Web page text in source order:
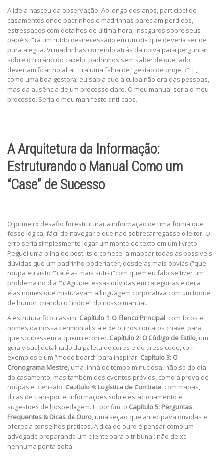
A ideia nasceu da observação. Ao longo dos anos, participei de
casamentos onde padrinhos e madrinhas pareciam perdidos,
estressados com detalhes de última hora, inseguros sobre seus
papéis. Era um ruído desnecessário em um dia que deveria ser de
pura alegria. Vi madrinhas correndo atrás da noiva para perguntar
sobre o horário do cabelo, padrinhos sem saber de que lado
deveriam ficar no altar. Era uma falha de “gestão de projeto”. E,
como uma boa gestora, eu sabia que a culpa não era das pessoas,
mas da ausência de um processo claro. O meu manual seria o meu
processo. Seria o meu manifesto anti-caos.
A Arquitetura da Informação:
Estruturando o Manual Como um
“Case” de Sucesso
O primeiro desafio foi estruturar a informação de uma forma que
fosse lógica, fácil de navegar e que não sobrecarregasse o leitor. O
erro seria simplesmente jogar um monte de texto em um livreto.
Peguei uma pilha de post-its e comecei a mapear todas as possíveis
dúvidas que um padrinho poderia ter, desde as mais óbvias (“que
roupa eu visto?”) até as mais sutis (“com quem eu falo se tiver um
problema no dia?”). Agrupei essas dúvidas em categorias e dei a
elas nomes que misturavam a linguagem corporativa com um toque
de humor, criando o “índice” do nosso manual.
A estrutura ficou assim: Capítulo 1: O Elenco Principal, com fotos e
nomes da nossa cerimonialista e de outros contatos chave, para
que soubessem a quem recorrer. Capítulo 2: O Código de Estilo, um
guia visual detalhado da paleta de cores e do dress code, com
exemplos e um “mood board” para inspirar. Capítulo 3: O
Cronograma Mestre, uma linha do tempo minuciosa, não só do dia
do casamento, mas também dos eventos prévios, como a prova de
roupas e o ensaio. Capítulo 4: Logística de Combate, com mapas,
dicas de transporte, informações sobre estacionamento e
sugestões de hospedagem. E, por fim, o Capítulo 5: Perguntas
Frequentes & Dicas de Ouro, uma seção que antecipava dúvidas e
oferecia conselhos práticos. A dica de ouro é pensar como um
advogado preparando um cliente para o tribunal: não deixe
nenhuma ponta solta.